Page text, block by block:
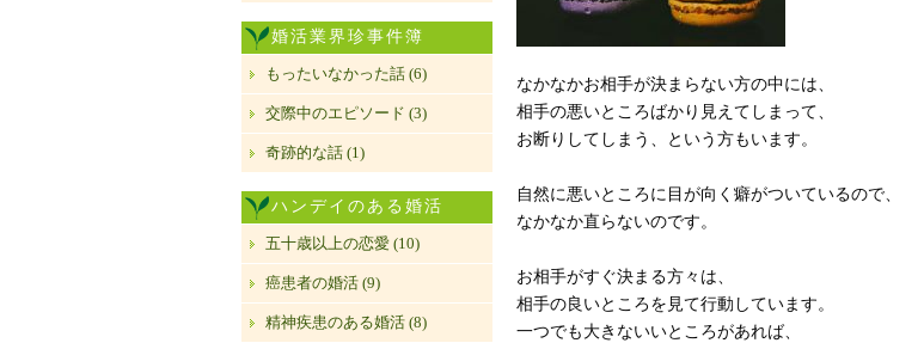
なかなかお相手が決まらない方の中には、
相手の悪いところばかり見えてしまって、
お断りしてしまう、という方もいます。
自然に悪いところに目が向く癖がついているので、
なかなか直らないのです。
お相手がすぐ決まる方々は、
相手の良いところを見て行動しています。
一つでも大きないいところがあれば、
婚活業界珍事件簿
もったいなかった話 (6)
交際中のエピソード (3)
奇跡的な話 (1)
ハンデイのある婚活
五十歳以上の恋愛 (10)
癌患者の婚活 (9)
精神疾患のある婚活 (8)